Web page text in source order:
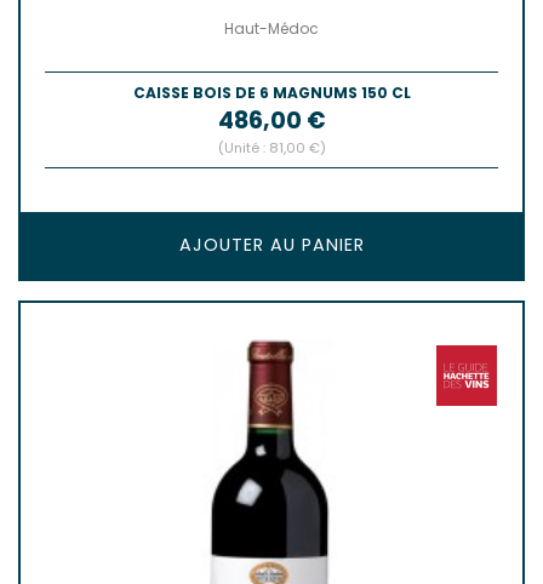
Haut-Médoc
CAISSE BOIS DE 6 MAGNUMS 150 CL
Prix
486,00 €
(Unité : 81,00 €)
AJOUTER AU PANIER